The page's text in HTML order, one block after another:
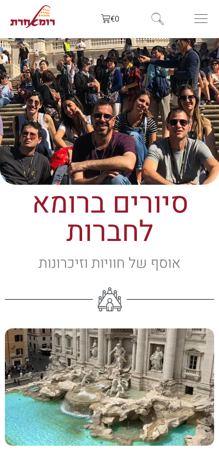
€0
סיורים ברומא
לחברות
אוסף של חוויות וזיכרונות